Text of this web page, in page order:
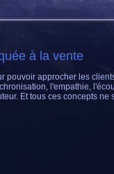
à la vente
pouvoir approcher les
l'empathie,
Et tous ces concepts ne